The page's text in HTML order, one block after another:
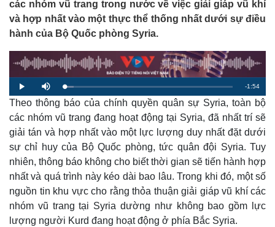
các nhóm vũ trang trong nước về việc giải giáp vũ khí
và hợp nhất vào một thực thể thống nhất dưới sự điều
hành của Bộ Quốc phòng Syria.
P
l
a
y
M
u
t
e
L
o
a
d
e
d
5
3
7
%
R
e
n
-1:54
Theo thông báo của chính quyền quân sự Syria, toàn bộ
các nhóm vũ trang đang hoạt động tại Syria, đã nhất trí sẽ
giải tán và hợp nhất vào một lực lượng duy nhất đặt dưới
sự chỉ huy của Bộ Quốc phòng, tức quân đội Syria. Tuy
nhiên, thông báo không cho biết thời gian sẽ tiến hành hợp
nhất và quá trình này kéo dài bao lâu. Trong khi đó, một số
nguồn tin khu vực cho rằng thỏa thuận giải giáp vũ khí các
nhóm vũ trang tại Syria dường như không bao gồm lực
lượng người Kurd đang hoạt động ở phía Bắc Syria.